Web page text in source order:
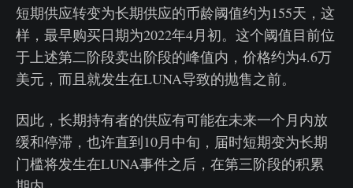
短期供应转变为长期供应的币龄阈值约为155天，这
样，最早购买日期为2022年4月初。这个阈值目前位
于上述第二阶段卖出阶段的峰值内，价格约为4.6万
美元，而且就发生在LUNA导致的抛售之前。
因此，长期持有者的供应有可能在未来一个月内放
缓和停滞，也许直到10月中旬，届时短期变为长期
门槛将发生在LUNA事件之后，在第三阶段的积累